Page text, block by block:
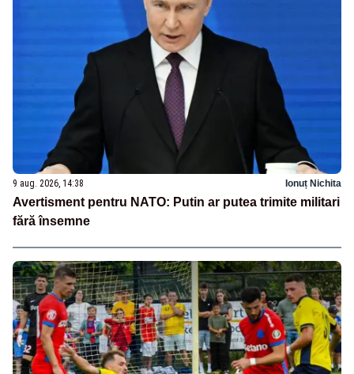
9 aug. 2026, 14:38 Ionuț Nichita
Avertisment pentru NATO: Putin ar putea trimite militari
fără însemne